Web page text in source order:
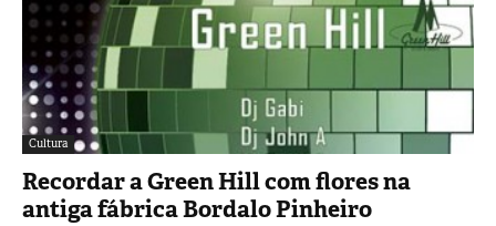
Cultura
Recordar a Green Hill com flores na
antiga fábrica Bordalo Pinheiro